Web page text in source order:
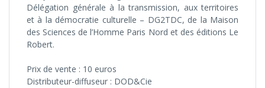
Délégation générale à la transmission, aux territoires
et à la démocratie culturelle – DG2TDC, de la Maison
des Sciences de l’Homme Paris Nord et des éditions Le
Robert.
Prix de vente : 10 euros
Distributeur-diffuseur : DOD&Cie